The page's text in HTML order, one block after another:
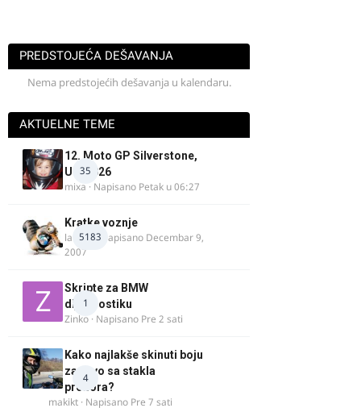
PREDSTOJEĆA DEŠAVANJA
Nema predstojećih dešavanja u kalendaru.
AKTUELNE TEME
35
12. Moto GP Silverstone,
UK, 2026
mixa · Napisano Petak u 06:27
5183
Kratke voznje
lalajko· Napisano Decembar 9,
2007
1
Skripte za BMW
dijagnostiku
Zinko · Napisano Pre 2 sati
4
Kako najlakše skinuti boju
za drvo sa stakla
prozora?
makikt · Napisano Pre 7 sati